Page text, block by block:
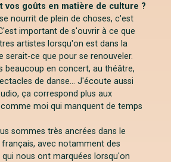
vos goûts en matière de culture ?
nourrit de plein de choses, c'est
important de s'ouvrir à ce que
artistes lorsqu'on est dans la
serait-ce que pour se renouveler.
beaucoup en concert, au théâtre,
de danse... J'écoute aussi
ça correspond plus aux
moi qui manquent de temps
sommes très ancrées dans le
avec notamment des
nous ont marquées lorsqu'on